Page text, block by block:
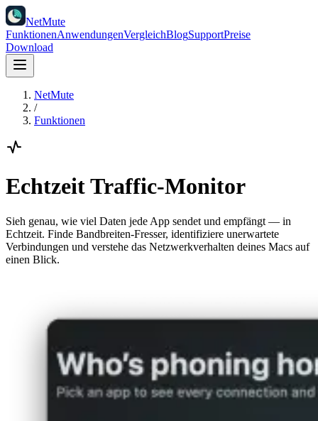
NetMute
FunktionenAnwendungenVergleichBlogSupportPreise
Download
NetMute
/
Funktionen
Echtzeit Traffic-Monitor
Sieh genau, wie viel Daten jede App sendet und empfängt — in
Echtzeit. Finde Bandbreiten-Fresser, identifiziere unerwartete
Verbindungen und verstehe das Netzwerkverhalten deines Macs auf
einen Blick.